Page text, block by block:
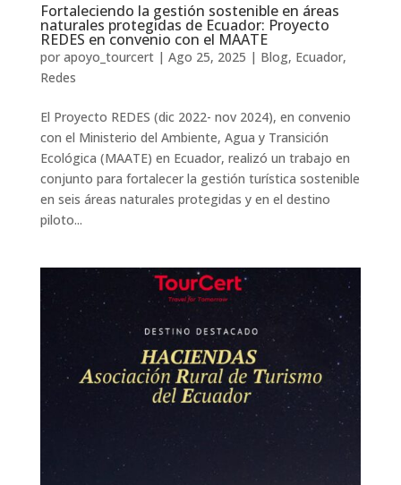
Fortaleciendo la gestión sostenible en áreas
naturales protegidas de Ecuador: Proyecto
REDES en convenio con el MAATE
por apoyo_tourcert| Ago 25, 2025 | Blog, Ecuador,
Redes
El Proyecto REDES (dic 2022- nov 2024), en convenio
con el Ministerio del Ambiente, Agua y Transición
Ecológica (MAATE) en Ecuador, realizó un trabajo en
conjunto para fortalecer la gestión turística sostenible
en seis áreas naturales protegidas y en el destino
piloto...